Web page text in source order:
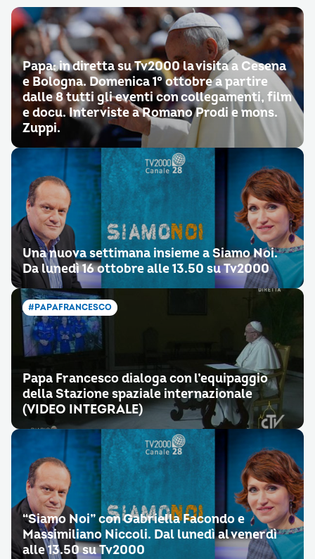
Papa: in diretta su Tv2000 la visita a Cesena
e Bologna. Domenica 1° ottobre a partire
dalle 8 tutti gli eventi con collegamenti, film
e docu. Interviste a Romano Prodi e mons.
Zuppi.
Una nuova settimana insieme a Siamo Noi.
Da lunedì 16 ottobre alle 13.50 su Tv2000
#PAPAFRANCESCO
Papa Francesco dialoga con l’equipaggio
della Stazione spaziale internazionale
(VIDEO INTEGRALE)
“Siamo Noi” con Gabriella Facondo e
Massimiliano Niccoli. Dal lunedì al venerdì
alle 13.50 su Tv2000